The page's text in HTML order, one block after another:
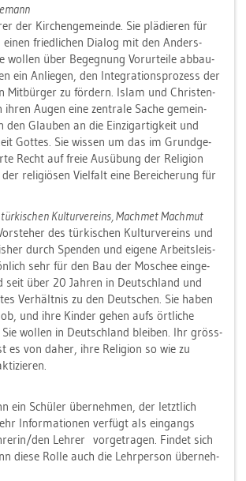
der Kir­chen­ge­mein­de. Sie plä­die­ren für
einen fried­li­chen Dia­log mit den An­ders­
wol­len über Be­geg­nung Vor­ur­tei­le ab­bau­
ein An­lie­gen, den In­te­gra­ti­ons­pro­zess der
Mit­bür­ger zu för­dern. Islam und Chris­ten­
ihren Augen eine zen­tra­le Sache ge­mein­
den Glau­ben an die Ein­zig­ar­tig­keit und
Got­tes. Sie wis­sen um das im Grund­ge­
Recht auf freie Aus­übung der Re­li­gi­on
re­li­giö­sen Viel­falt eine Be­rei­che­rung für
Kul­tur­ver­eins, Mach­met Mach­mut
des tür­ki­schen Kul­tur­ver­eins und
durch Spen­den und ei­ge­ne Ar­beits­leis­
sehr für den Bau der Mo­schee ein­ge­
seit über 20 Jah­ren in Deutsch­land und
Ver­hält­nis zu den Deut­schen. Sie haben
und ihre Kin­der gehen aufs ört­li­che
wol­len in Deutsch­land blei­ben. Ihr gröss­
es von daher, ihre Re­li­gi­on so wie zu
ein Schü­ler über­neh­men, der letzt­lich
In­for­ma­tio­nen ver­fügt als ein­gangs
den Leh­rer vor­ge­tra­gen. Fin­det sich
diese Rolle auch die Lehr­per­son über­neh­